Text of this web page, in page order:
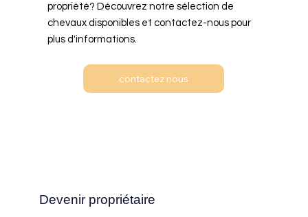
Devenir propriétaire
propriété? Découvrez notre sélection de
chevaux disponibles et contactez-nous pour
plus d'informations.
contactez nous